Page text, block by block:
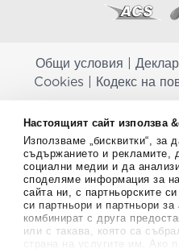
Настоящият сайт използва
Използваме „бисквитки“, за
съдържанието и рекламите,
социални медии и да
споделяме информация за
сайта ни, с партньорските
си партньори и партньори
комбинират с друга
или с такава, която са
страна на услугите им. Ако
Общи условия
Cookies
Кодекс на
заместват балансираната
профилактика, лечение или
Консултирайте се с Вашия
приемате лекарства или имате
преди да използвате някаква
стремим да ви предоставяме
имате някакви въпроси или
се